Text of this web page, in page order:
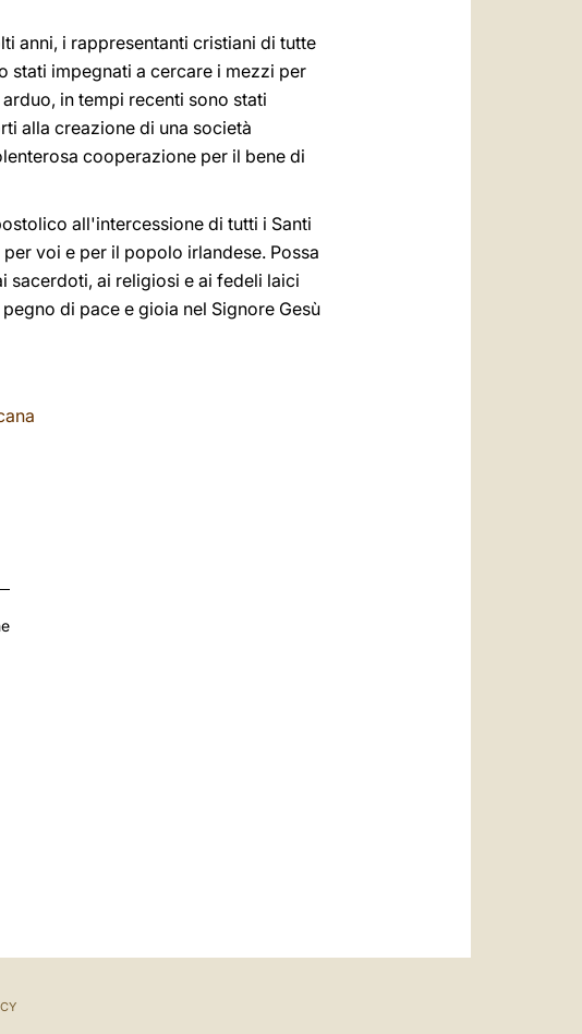
anni, i rappresentanti cristiani di tutte
stati impegnati a cercare i mezzi per
in tempi recenti sono stati
alla creazione di una società
cooperazione per il bene di
all'intercessione di tutti i Santi
voi e per il popolo irlandese. Possa
sacerdoti, ai religiosi e ai fedeli laici
di pace e gioia nel Signore Gesù